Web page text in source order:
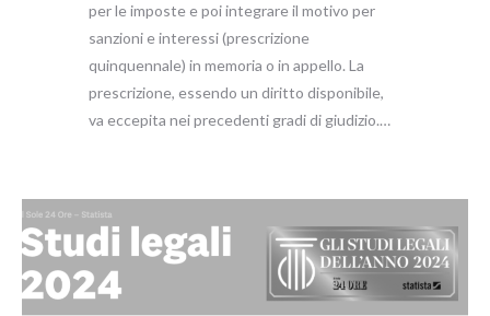
per le imposte e poi integrare il motivo per
sanzioni e interessi (prescrizione
quinquennale) in memoria o in appello. La
prescrizione, essendo un diritto disponibile,
va eccepita nei precedenti gradi di giudizio.…